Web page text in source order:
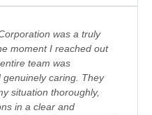
was a truly
moment I reached out
team was
caring. They
situation thoroughly,
in a clear and